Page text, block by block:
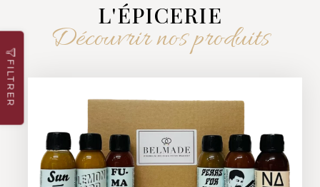
L'ÉPICERIE
Découvrir nos produits
FILTRER